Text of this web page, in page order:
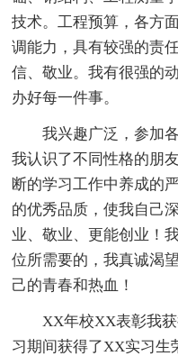
技术。工程预算，各方
调能力，具有较强的责
信、敬业。我有很强的
办好每一件事。
我兴趣广泛，参加
我认识了不同性格的朋
断的学习工作中养成的
的优秀品质，使我自己
业、敬业、更能创业！
位所需要的，我真诚渴
己的青春和热血！
XX年校XX表彰我
习期间获得了XX实习生